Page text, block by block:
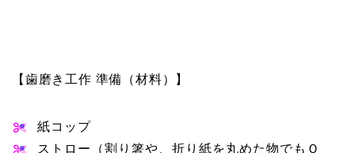
【歯磨き工作 準備（材料）】
紙コップ
ストロー（割り箸や、折り紙を丸めた物でもＯ